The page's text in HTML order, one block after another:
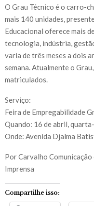
O Grau Técnico é o carro-
mais 140 unidades,
Educacional oferece mais
tecnologia, indústria,
varia de três meses a dois
semana. Atualmente o
matriculados.
Serviço:
Feira de Empregabilidade
Quando: 16 de abril,
Onde: Avenida Djalma
Por Carvalho
Imprensa
Compartilhe isso: